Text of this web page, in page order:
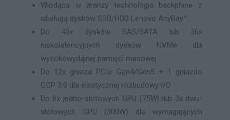
Wiodąca w branży technologia backplane z
obsługą dysków SSD/HDD Lenovo AnyBay™
Do 40x dysków SAS/SATA lub 36x
niskolatencyjnych dysków NVMe dla
wysokowydajnej pamięci masowej
Do 12x gniazd PCIe Gen4/Gen5 + 1 gniazdo
OCP 3.0 dla elastycznej rozbudowy I/O
Do 8x jedno-slotowych GPU (75W) lub 3x dwu-
slotowych GPU (300W) dla wymagających